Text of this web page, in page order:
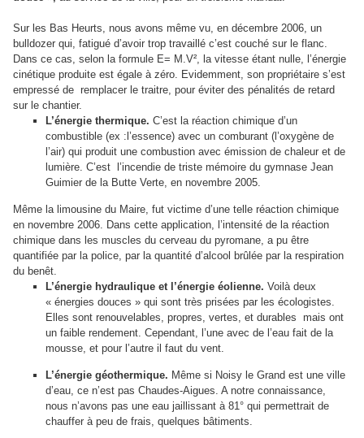
Sur les Bas Heurts, nous avons même vu, en décembre 2006, un
bulldozer qui, fatigué d’avoir trop travaillé c’est couché sur le flanc.
Dans ce cas, selon la formule E= M.V², la vitesse étant nulle, l’énergie
cinétique produite est égale à zéro. Evidemment, son propriétaire s’est
empressé de remplacer le traitre, pour éviter des pénalités de retard
sur le chantier.
L’énergie thermique. C’est la réaction chimique d’un
combustible (ex :l’essence) avec un comburant (l’oxygène de
l’air) qui produit une combustion avec émission de chaleur et de
lumière. C’est l’incendie de triste mémoire du gymnase Jean
Guimier de la Butte Verte, en novembre 2005.
Même la limousine du Maire, fut victime d’une telle réaction chimique
en novembre 2006. Dans cette application, l’intensité de la réaction
chimique dans les muscles du cerveau du pyromane, a pu être
quantifiée par la police, par la quantité d’alcool brûlée par la respiration
du benêt.
L’énergie hydraulique et l’énergie éolienne. Voilà deux
« énergies douces » qui sont très prisées par les écologistes.
Elles sont renouvelables, propres, vertes, et durables mais ont
un faible rendement. Cependant, l’une avec de l’eau fait de la
mousse, et pour l’autre il faut du vent.
L’énergie géothermique. Même si Noisy le Grand est une ville
d’eau, ce n’est pas Chaudes-Aigues. A notre connaissance,
nous n’avons pas une eau jaillissant à 81° qui permettrait de
chauffer à peu de frais, quelques bâtiments.